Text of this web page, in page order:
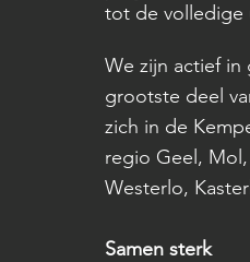
tot de volledige
We zijn actief in
grootste deel
zich in de
regio Geel,
Westerlo,
Samen sterk